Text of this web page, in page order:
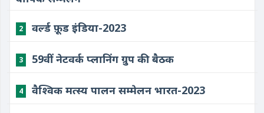
2 वर्ल्ड फ़ूड इंडिया-2023
3 59वीं नेटवर्क प्लानिंग ग्रुप की बैठक
4 वैश्विक मत्स्य पालन सम्मेलन भारत-2023